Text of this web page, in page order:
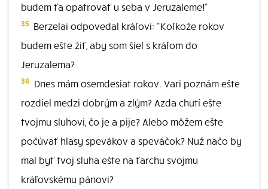
budem ťa opatrovať u seba v Jeruzaleme!"
35 Berzelai odpovedal kráľovi: "Koľkože rokov
budem ešte žiť, aby som šiel s kráľom do
Jeruzalema?
36 Dnes mám osemdesiat rokov. Vari poznám ešte
rozdiel medzi dobrým a zlým? Azda chutí ešte
tvojmu sluhovi, čo je a pije? Alebo môžem ešte
počúvať hlasy spevákov a speváčok? Nuž načo by
mal byť tvoj sluha ešte na ťarchu svojmu
kráľovskému pánovi?